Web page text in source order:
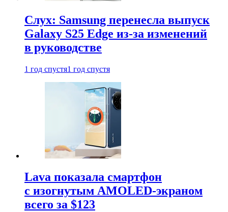
Слух: Samsung перенесла выпуск
Galaxy S25 Edge из-за изменений
в руководстве
1 год спустя1 год спустя
Lava показала смартфон
с изогнутым AMOLED-экраном
всего за $123